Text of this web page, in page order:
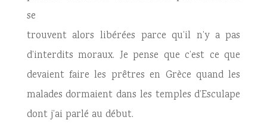
se
trouvent alors libérées parce qu’il n’y a pas
d’interdits moraux. Je pense que c’est ce que
devaient faire les prêtres en Grèce quand les
malades dormaient dans les temples d’Esculape
dont j’ai parlé au début.